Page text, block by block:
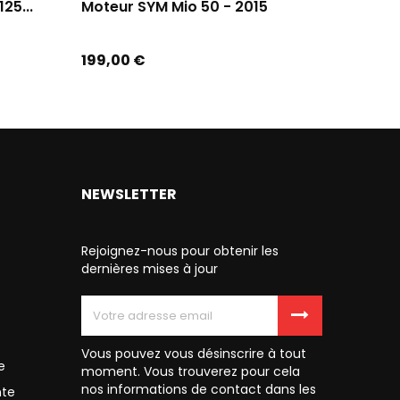
Moteur SYM Mio 50 - 2015
Prix
199,00 €
NEWSLETTER
Rejoignez-nous pour obtenir les
dernières mises à jour
Vous pouvez vous désinscrire à tout
moment. Vous trouverez pour cela
nos informations de contact dans les